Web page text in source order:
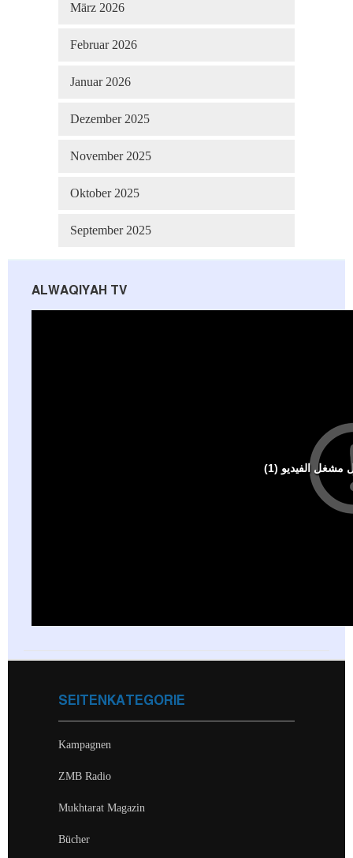
März 2026
Februar 2026
Januar 2026
Dezember 2025
November 2025
Oktober 2025
September 2025
ALWAQIYAH TV
SEITENKATEGORIE
Kampagnen
ZMB Radio
Mukhtarat Magazin
Bücher